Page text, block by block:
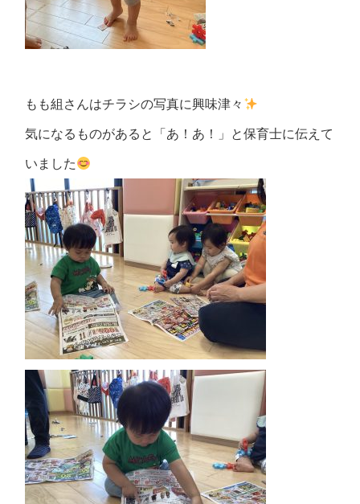
もも組さんはチラシの写真に興味津々
気になるものがあると「あ！あ！」と保育士に伝えて
いました